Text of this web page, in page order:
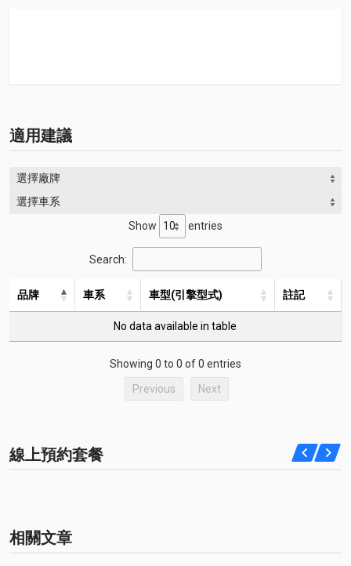
適用建議
選擇廠牌
選擇車系
Show
entries
Search:
品牌 車系 車型(引擎型式) 註記
No data available in table
Showing 0 to 0 of 0 entries
Previous Next
線上預約套餐
相關文章